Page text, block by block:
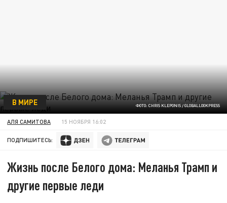
ФОТО: CHRIS KLEPONIS / GLOBALLOOKPRESS
В МИРЕ
АЛЯ САМИТОВА 15 НОЯБРЯ 16:02
ПОДПИШИТЕСЬ:
Жизнь после Белого дома: Меланья Трамп и
другие первые леди